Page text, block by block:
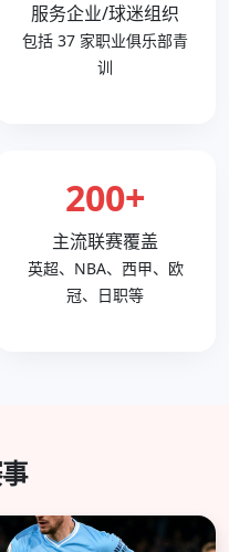
服务企业/球迷组织
包括 37 家职业俱乐部青
训
200+
主流联赛覆盖
英超、NBA、西甲、欧
冠、日职等